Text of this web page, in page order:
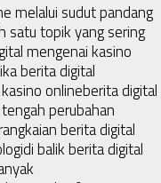
melalui sudut pandang
satu topik yang sering
mengenai kasino
berita digital
onlineberita digital
perubahan
berita digital
di balik berita digital